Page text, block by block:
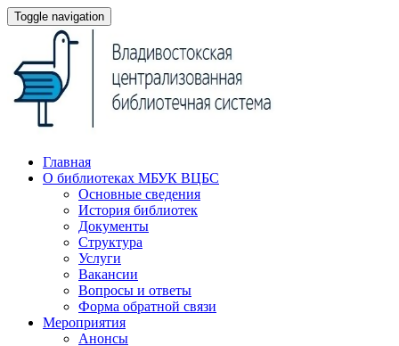
Toggle navigation
Главная
О библиотеках МБУК ВЦБС
Основные сведения
История библиотек
Документы
Структура
Услуги
Вакансии
Вопросы и ответы
Форма обратной связи
Мероприятия
Анонсы